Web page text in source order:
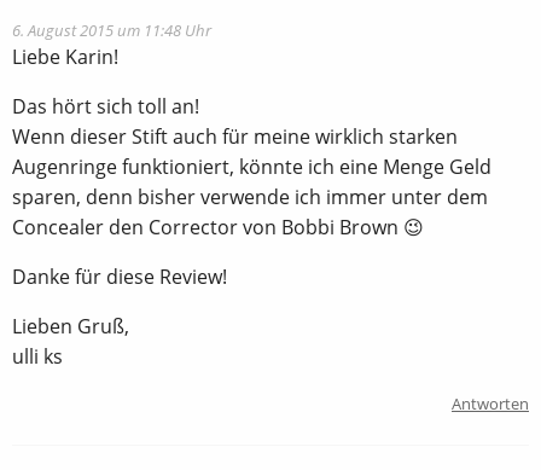
6. August 2015 um 11:48 Uhr
Liebe Karin!
Das hört sich toll an!
Wenn dieser Stift auch für meine wirklich starken
Augenringe funktioniert, könnte ich eine Menge Geld
sparen, denn bisher verwende ich immer unter dem
Concealer den Corrector von Bobbi Brown 😉
Danke für diese Review!
Lieben Gruß,
ulli ks
Antworten